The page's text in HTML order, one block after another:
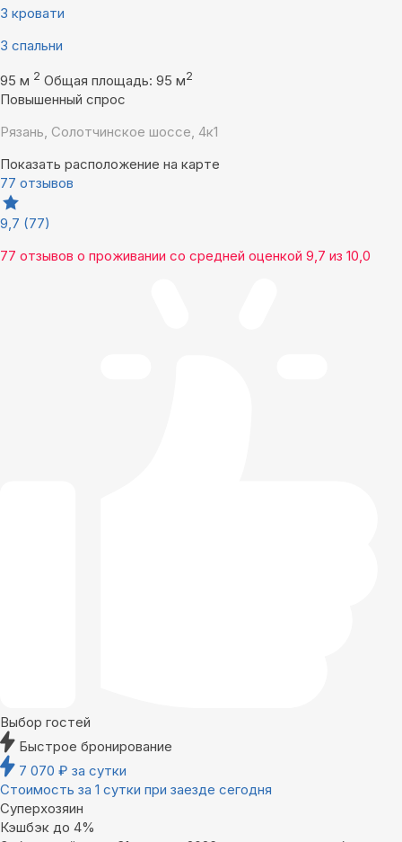
3 кровати
3 спальни
95 м 2 Общая площадь: 95 м2
Повышенный спрос
Рязань, Солотчинское шоссе, 4к1
Показать расположение на карте
77 отзывов
9,7 (77)
77 отзывов о проживании со средней оценкой 9,7 из 10,0
Выбор гостей
Быстрое бронирование
7 070 ₽ за сутки
Стоимость за 1 сутки при заезде сегодня
Суперхозяин
Кэшбэк до 4%